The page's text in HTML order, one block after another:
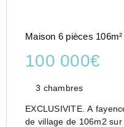
Maison 6 pièces
100 000€
3 chambres
EXCLUSIVITE. A
de village de 106m2 sur